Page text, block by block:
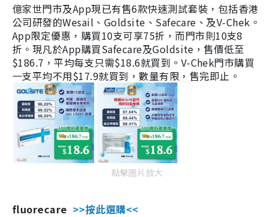
億家世門市及App現已有售6款快速測試套裝，包括香港
公司研發的Wesail、Goldsite、Safecare、及V-Chek。
App限定優惠，購買10支可享75折，而門市則10支8
折。現凡於App購買Safecare及Goldsite，售價低至
$186.7，平均每支只需$18.6就買到。V-Chek門市購買
一支平均不用$17.9就買到，數量有限，售完即止。
點擊圖片放大
fluorecare >>按此選購<<